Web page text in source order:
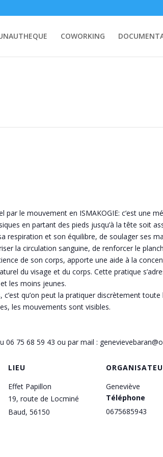
COWORKING
le mouvement en ISMAKOGIE: c’est une
en partant des pieds jusqu’à la tête soit
respiration et son équilibre, de soulager ses
la circulation sanguine, de renforcer le
de son corps, apporte une aide à la
du visage et du corps. Cette pratique
les moins jeunes.
qu’on peut la pratiquer discrètement
les mouvements sont visibles.
06 75 68 59 43 ou par mail :
LIEU
Effet Papillon
19, route de Locminé
Baud, 56150
Geneviève
Téléphone
0675685943